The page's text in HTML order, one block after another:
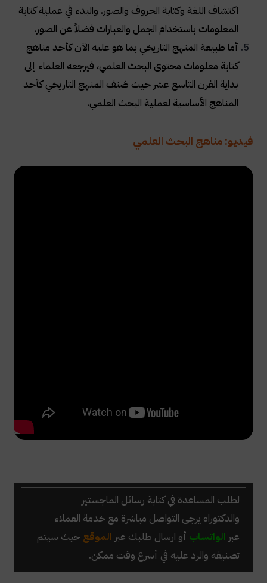
اكتشاف اللغة وكتابة الحروف والصور. والبدء في عملية كتابة
المعلومات باستخدام الجمل والعبارات فضلاً عن الصور.
أما طبيعة المنهج التاريخي بما هو عليه الآن كأحد مناهج
كتابة معلومات محتوى البحث العلمي، فيرجعه العلماء إلى
بداية القرن التاسع عشر حيث صُنف المنهج التاريخي كأحد
المناهج الأساسية لعملية البحث العلمي.
فيديو: مناهج البحث العلمي
لطلب المساعدة في كتابة رسائل الماجستير
والدكتوراه يرجى التواصل مباشرة مع خدمة العملاء
عبر الواتساب أو ارسال طلبك عبر الموقع حيث سيتم
تصنيفه والرد عليه في أسرع وقت ممكن.